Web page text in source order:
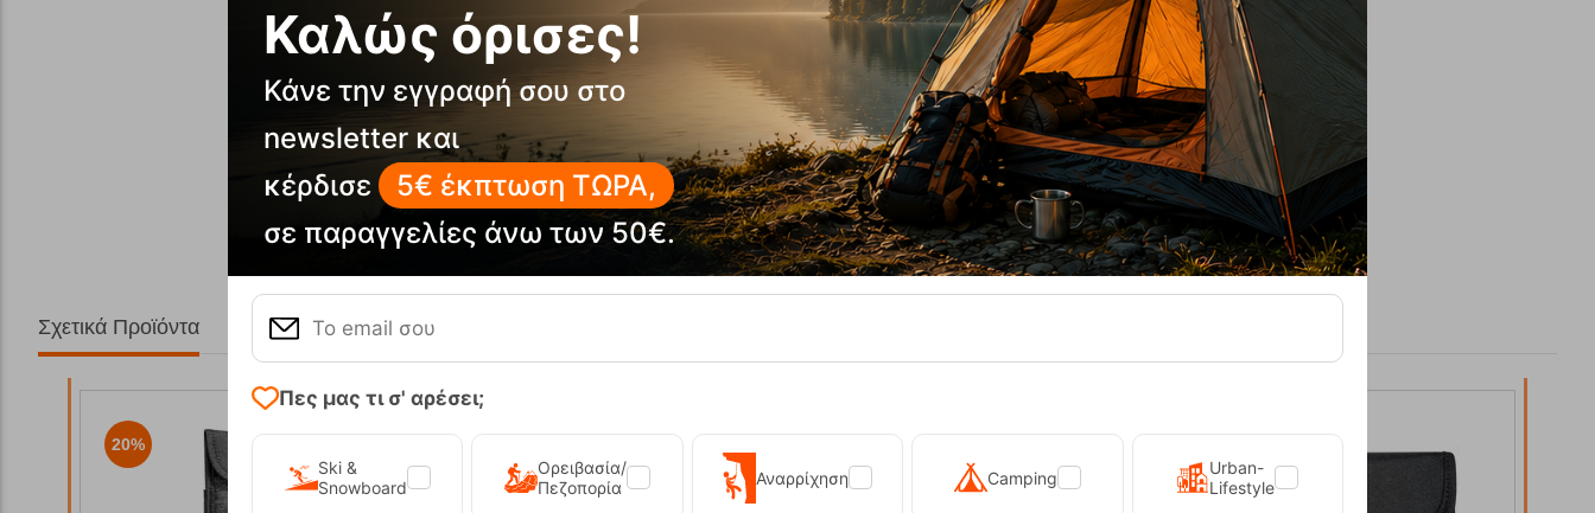
Σχετικά Προϊόντα
20% 20%
Καλώς όρισες!
Κάνε την εγγραφή σου στο
newsletter και
κέρδισε
5€ έκπτωση ΤΩΡΑ,
σε παραγγελίες άνω των 50€.
Πες μας τι σ' αρέσει;
Ski &
Snowboard
Ορειβασία/
Πεζοπορία
Αναρρίχηση Camping
Urban-
Lifestyle